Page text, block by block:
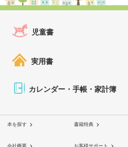
児童書
実用書
カレンダー・手帳・家計簿
本を探す 書籍特典
会社概要 お客様サポート